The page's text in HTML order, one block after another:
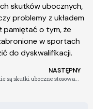
skutków ubocznych,
problemy z układem
pamiętać o tym, że
w sportach
do dyskwalifikacji.
NASTĘPNY
8. Jakie są skutki uboczne stosowania SARM